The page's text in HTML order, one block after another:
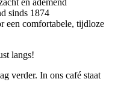
sinds 1874
een comfortabele, tijdloze
langs!
verder. In ons café staat